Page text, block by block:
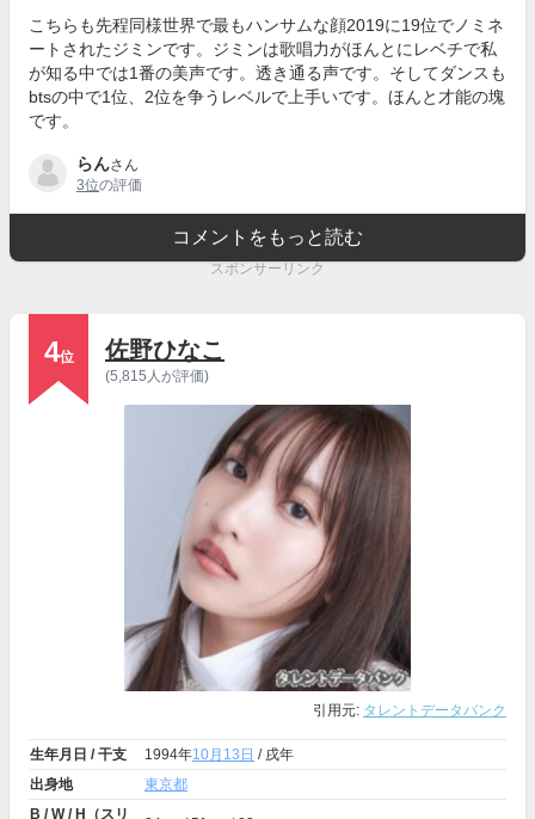
こちらも先程同様世界で最もハンサムな顔2019に19位でノミネ
ートされたジミンです。ジミンは歌唱力がほんとにレベチで私
が知る中では1番の美声です。透き通る声です。そしてダンスも
btsの中で1位、2位を争うレベルで上手いです。ほんと才能の塊
です。
らんさん
3位の評価
コメントをもっと読む
スポンサーリンク
4位 佐野ひなこ
(5,815人が評価)
引用元: タレントデータバンク
生年月日 / 干支 1994年10月13日 / 戌年
出身地
東京都
B / W / H（スリ